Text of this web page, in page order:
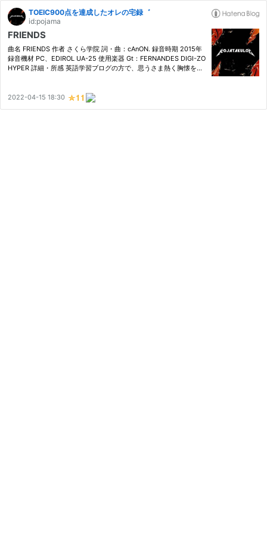
TOEIC900点を達成したオレの宅録゛
id:pojama
FRIENDS
曲名 FRIENDS 作者 さくら学院 詞・曲：cAnON. 録音時期 2015年
録音機材 PC、EDIROL UA-25 使用楽器 Gt：FERNANDES DIGI-ZO
HYPER 詳細・所感 英語学習ブログの方で、思うさま熱く胸懐を晒
的、教…
2022-04-15 18:30